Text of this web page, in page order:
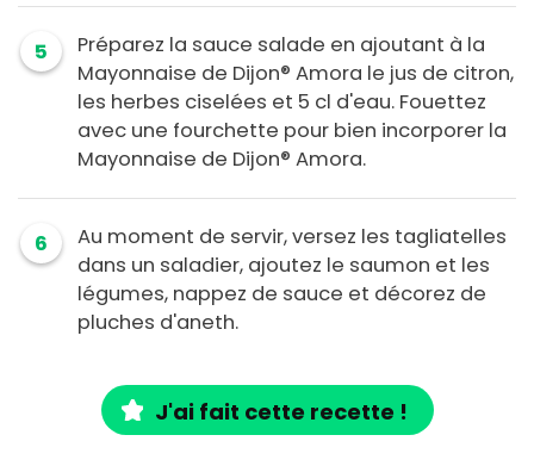
5
Préparez la sauce salade en ajoutant à la
Mayonnaise de Dijon® Amora le jus de citron,
les herbes ciselées et 5 cl d'eau. Fouettez
avec une fourchette pour bien incorporer la
Mayonnaise de Dijon® Amora.
6
Au moment de servir, versez les tagliatelles
dans un saladier, ajoutez le saumon et les
légumes, nappez de sauce et décorez de
pluches d'aneth.
J'ai fait cette recette !